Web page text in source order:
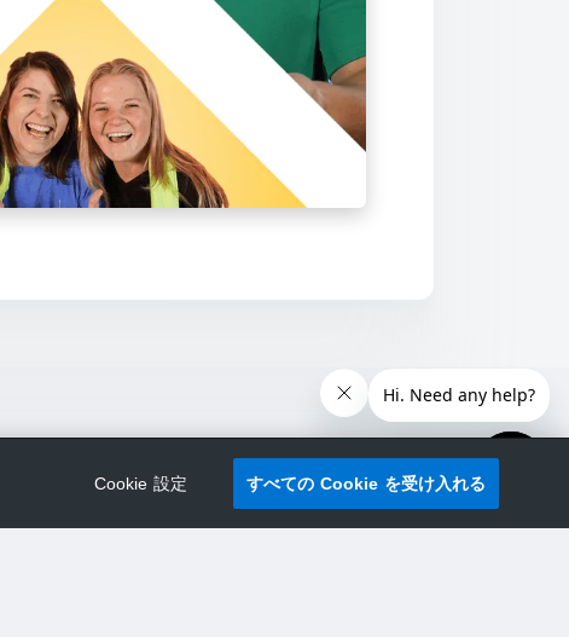
Cookie 設定 すべての Cookie を受け入れる